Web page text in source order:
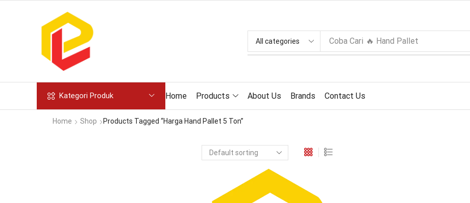
Coba Cari 🔥 Hand Pallet
Kategori Produk Home Products About Us Brands Contact Us
Home Shop Products Tagged “Harga Hand Pallet 5 Ton”